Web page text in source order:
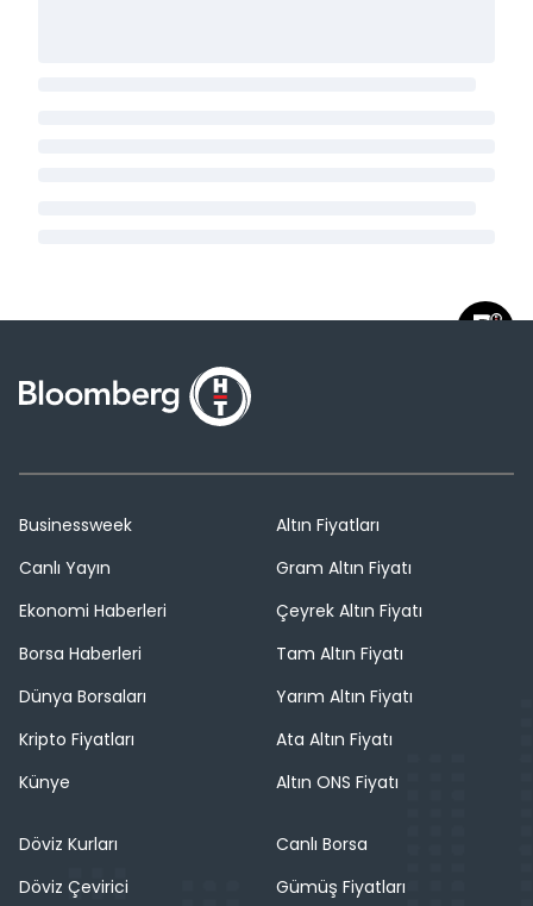
Businessweek
Canlı Yayın
Ekonomi Haberleri
Borsa Haberleri
Dünya Borsaları
Kripto Fiyatları
Künye
Altın Fiyatları
Gram Altın Fiyatı
Çeyrek Altın Fiyatı
Tam Altın Fiyatı
Yarım Altın Fiyatı
Ata Altın Fiyatı
Altın ONS Fiyatı
Döviz Kurları
Döviz Çevirici
Canlı Borsa
Gümüş Fiyatları